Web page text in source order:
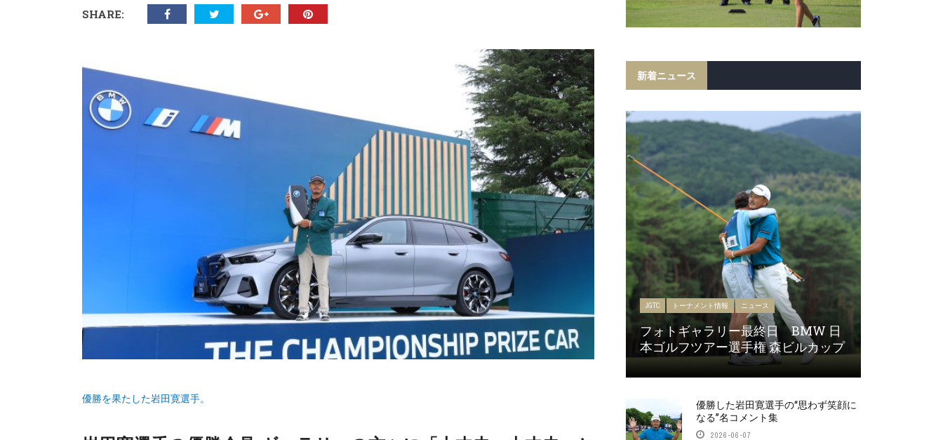
SHARE:
優勝を果たした岩田寛選手。
新着ニュース
JGTC トーナメント情報 ニュース
フォトギャラリー最終日 BMW 日
本ゴルフツアー選手権 森ビルカップ
優勝した岩田寛選手の“思わず笑顔に
なる”名コメント集
2026-06-07